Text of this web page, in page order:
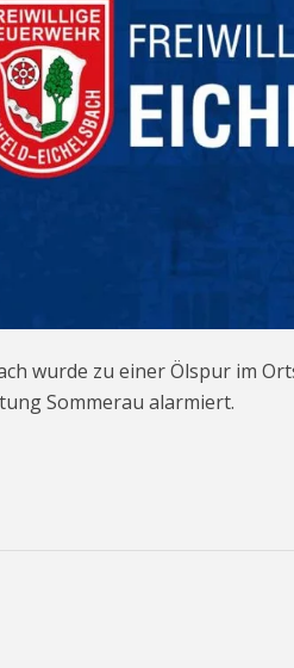
wurde zu einer Ölspur im
Sommerau alarmiert.